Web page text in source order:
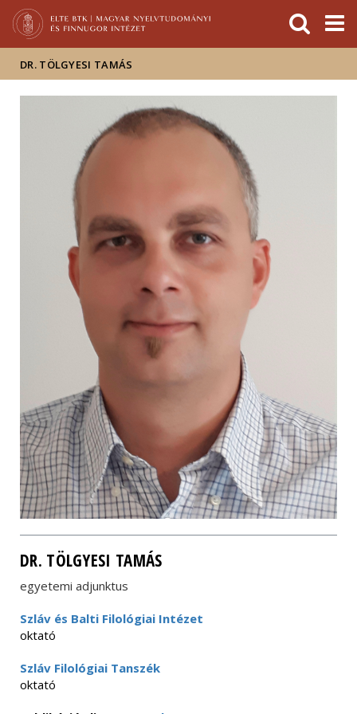
Hírek
Események
ELTE a
sajtóban
DR. TÖLGYESI TAMÁS
DR. TÖLGYESI TAMÁS
egyetemi adjunktus
Szláv és Balti Filológiai Intézet
oktató
Szláv Filológiai Tanszék
oktató